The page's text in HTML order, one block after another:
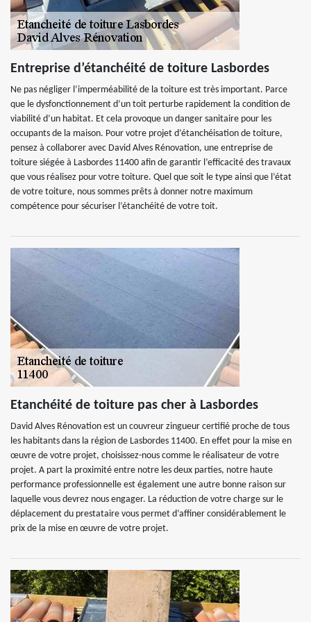
Entreprise d’étanchéité de toiture Lasbordes
Ne pas négliger l’imperméabilité de la toiture est très important. Parce
que le dysfonctionnement d’un toit perturbe rapidement la condition de
viabilité d’un habitat. Et cela provoque un danger sanitaire pour les
occupants de la maison. Pour votre projet d’étanchéisation de toiture,
pensez à collaborer avec David Alves Rénovation, une entreprise de
toiture siégée à Lasbordes 11400 afin de garantir l’efficacité des travaux
que vous réalisez pour votre toiture. Quel que soit le type ainsi que l’état
de votre toiture, nous sommes prêts à donner notre maximum
compétence pour sécuriser l’étanchéité de votre toit.
Etanchéité de toiture pas cher à Lasbordes
David Alves Rénovation est un couvreur zingueur certifié proche de tous
les habitants dans la région de Lasbordes 11400. En effet pour la mise en
œuvre de votre projet, choisissez-nous comme le réalisateur de votre
projet. A part la proximité entre notre les deux parties, notre haute
performance professionnelle est également une autre bonne raison sur
laquelle vous devrez nous engager. La réduction de votre charge sur le
déplacement du prestataire vous permet d’affiner considérablement le
prix de la mise en œuvre de votre projet.